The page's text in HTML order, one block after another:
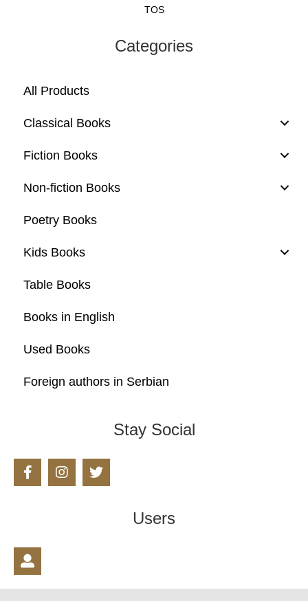
TOS
Categories
All Products
Classical Books
Fiction Books
Non-fiction Books
Poetry Books
Kids Books
Table Books
Books in English
Used Books
Foreign authors in Serbian
Stay Social
Users